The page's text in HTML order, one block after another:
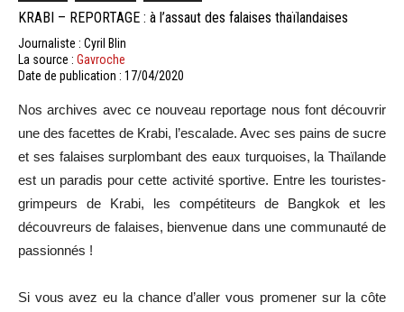
KRABI – REPORTAGE : à l’assaut des falaises thaïlandaises
Journaliste : Cyril Blin
La source : Gavroche
Date de publication : 17/04/2020
Nos archives avec ce nouveau reportage nous font découvrir
une des facettes de Krabi, l’escalade. Avec ses pains de sucre
et ses falaises surplombant des eaux turquoises, la Thaïlande
est un paradis pour cette activité sportive. Entre les touristes-
grimpeurs de Krabi, les compétiteurs de Bangkok et les
découvreurs de falaises, bienvenue dans une communauté de
passionnés !
Si vous avez eu la chance d’aller vous promener sur la côte